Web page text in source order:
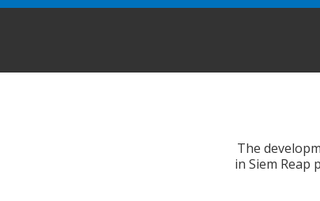
The
in Siem